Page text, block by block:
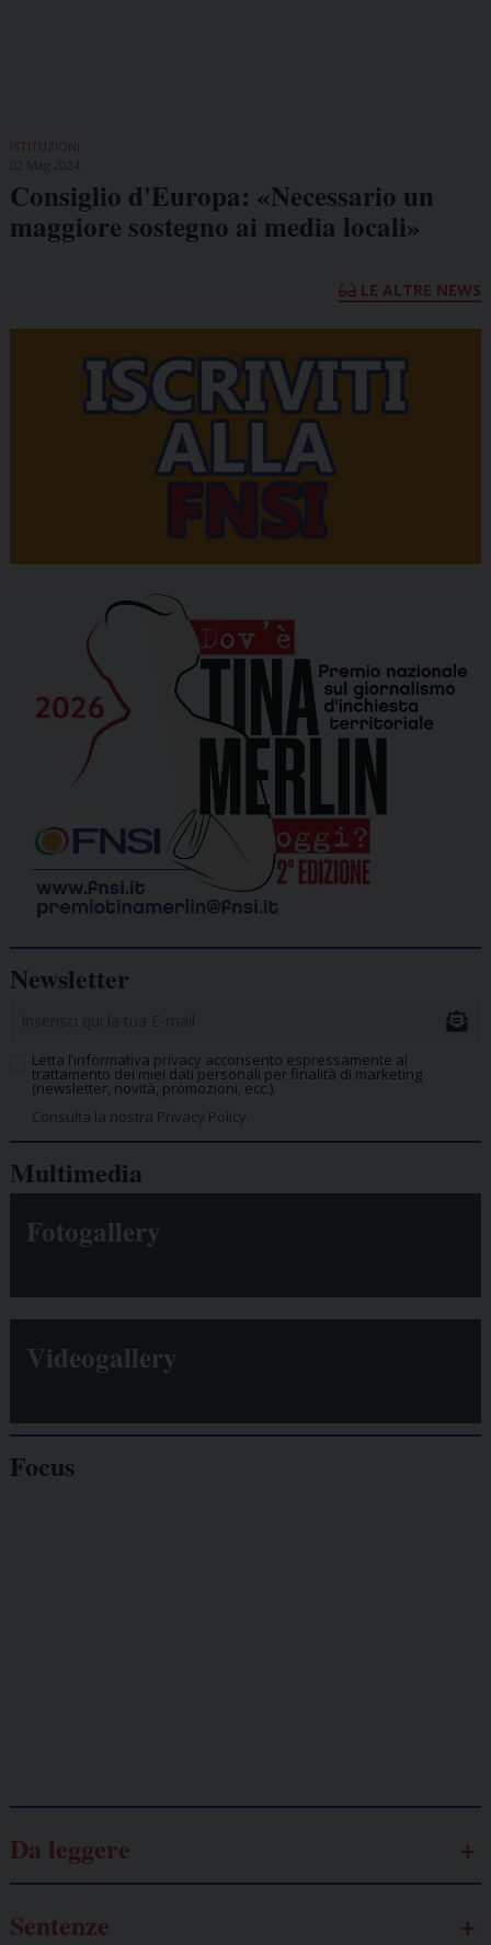
ISTITUZIONI
Consiglio d'Europa: «Necessario un
maggiore sostegno ai media locali»
LE ALTRE NEWS
Newsletter
Letta l’informativa privacy acconsento espressamente al
trattamento dei miei dati personali per finalità di marketing
(newsletter, novità, promozioni, ecc.).
Consulta la nostra Privacy Policy.
Multimedia
Fotogallery
Videogallery
Focus
Da leggere
Sentenze